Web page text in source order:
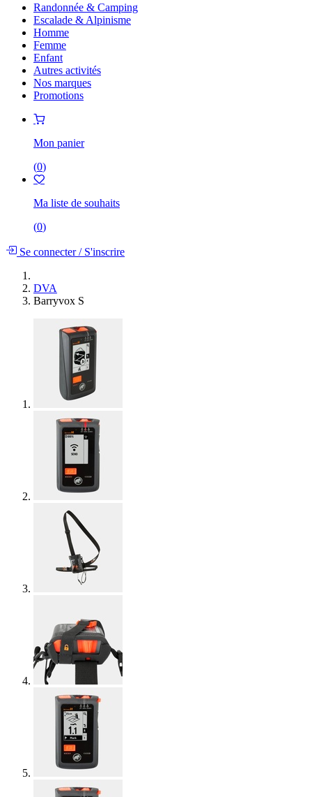
Randonnée & Camping
Escalade & Alpinisme
Homme
Femme
Enfant
Autres activités
Nos marques
Promotions
Mon panier
(0)
Ma liste de souhaits
(0)
Se connecter/S'inscrire
DVA
Barryvox S